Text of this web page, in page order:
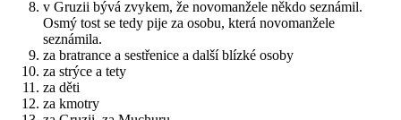
v Gruzii bývá zvykem, že novomanžele někdo seznámil.
Osmý tost se tedy pije za osobu, která novomanžele
seznámila.
za bratrance a sestřenice a další blízké osoby
za strýce a tety
za děti
za kmotry